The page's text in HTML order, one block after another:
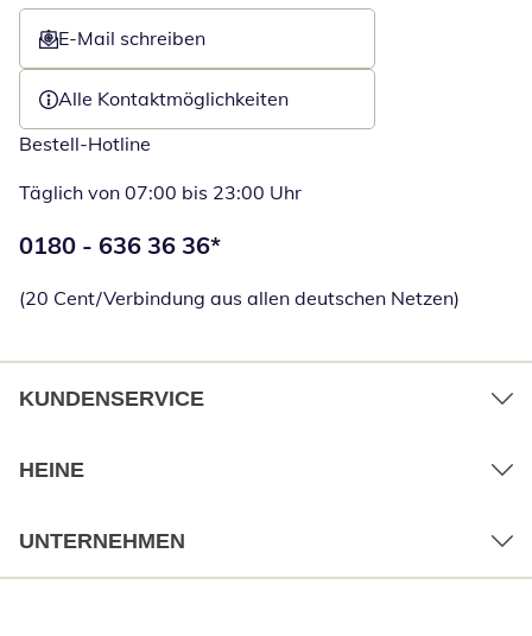
E-Mail schreiben
Öffnet E-Mail-Client
Alle Kontaktmöglichkeiten
Bestell-Hotline
Täglich von 07:00 bis 23:00 Uhr
Telefonnummer:
0180 - 636 36 36*
(20 Cent/Verbindung aus allen deutschen Netzen)
KUNDENSERVICE
HEINE
UNTERNEHMEN